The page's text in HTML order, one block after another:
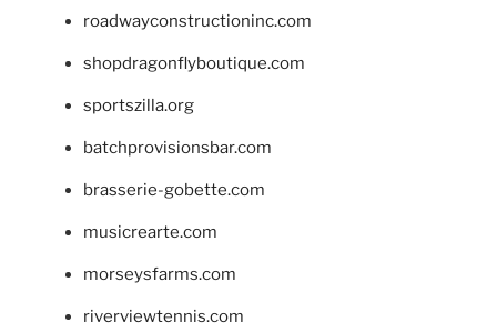
roadwayconstructioninc.com
shopdragonflyboutique.com
sportszilla.org
batchprovisionsbar.com
brasserie-gobette.com
musicrearte.com
morseysfarms.com
riverviewtennis.com